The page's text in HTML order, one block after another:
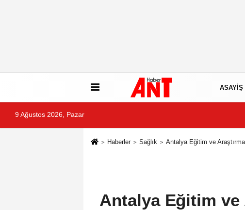
ASAYIŞ
9 Ağustos 2026, Pazar
Haberler Sağlık Antalya Eğitim ve
Antalya Eğitim ve